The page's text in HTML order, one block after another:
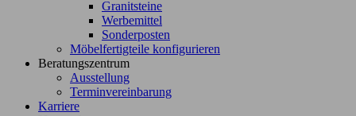
Granitsteine
Werbemittel
Sonderposten
Möbelfertigteile konfigurieren
Beratungszentrum
Ausstellung
Terminvereinbarung
Karriere